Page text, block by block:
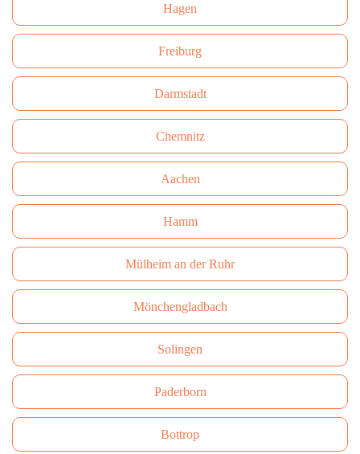
Hagen
Freiburg
Darmstadt
Сhemnitz
Aachen
Hamm
Mülheim an der Ruhr
Mönchengladbach
Solingen
Paderborn
Bottrop